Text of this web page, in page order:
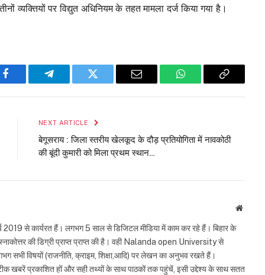
व्यक्तियों पर विद्युत अधिनियम के तहत मामला दर्ज किया गया है।
Facebook Telegram Twitter Email WhatsAppCopy
NEXT ARTICLE
बेगूसराय : जिला स्तरीय खेलकूद के दौड़ प्रतियोगिता में नावकोठी
की बूंदी कुमारी को मिला प्रथम स्थान…
Website
2019 से कार्यरत हैं। लगभग 5 साल से डिजिटल मीडिया में काम कर रहे हैं। बिहार के
की डिग्री प्राप्त प्राप्त की है। वही Nalanda open University से
सभी विषयों (राजनीति, क्राइम, शिक्षा,आदि) पर लेखन का अनुभव रखते हैं।
प्रकाशित हों और सही तथ्यों के साथ पाठकों तक पहुंचें, इसी उद्देश्य के साथ सतत